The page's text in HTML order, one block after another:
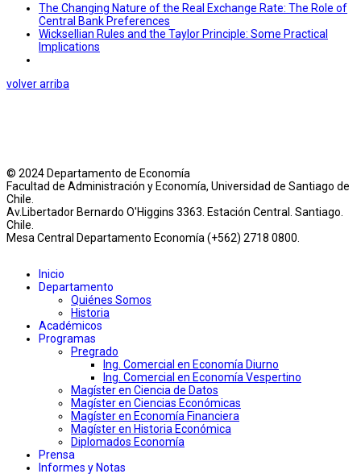
The Changing Nature of the Real Exchange Rate: The Role of
Central Bank Preferences
Wicksellian Rules and the Taylor Principle: Some Practical
Implications
volver arriba
© 2024 Departamento de Economía
Facultad de Administración y Economía, Universidad de Santiago de
Chile.
Av.Libertador Bernardo O'Higgins 3363. Estación Central. Santiago.
Chile.
Mesa Central Departamento Economía (+562) 2718 0800.
Inicio
Departamento
Quiénes Somos
Historia
Académicos
Programas
Pregrado
Ing. Comercial en Economía Diurno
Ing. Comercial en Economía Vespertino
Magíster en Ciencia de Datos
Magíster en Ciencias Económicas
Magíster en Economía Financiera
Magíster en Historia Económica
Diplomados Economía
Prensa
Informes y Notas